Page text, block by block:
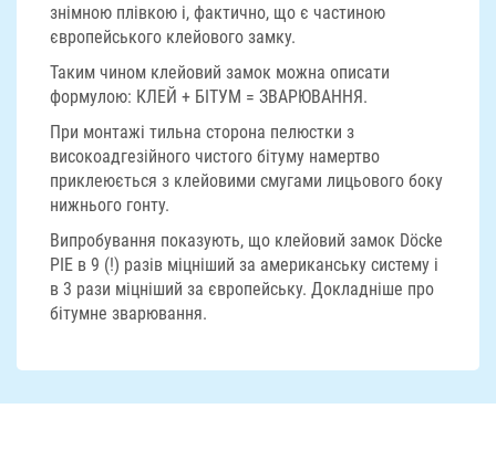
знімною плівкою і, фактично, що є частиною
європейського клейового замку.
Таким чином клейовий замок можна описати
формулою: КЛЕЙ + БІТУМ = ЗВАРЮВАННЯ.
При монтажі тильна сторона пелюстки з
високоадгезійного чистого бітуму намертво
приклеюється з клейовими смугами лицьового боку
нижнього гонту.
Випробування показують, що клейовий замок Döcke
PIE в 9 (!) разів міцніший за американську систему і
в 3 рази міцніший за європейську. Докладніше про
бітумне зварювання.